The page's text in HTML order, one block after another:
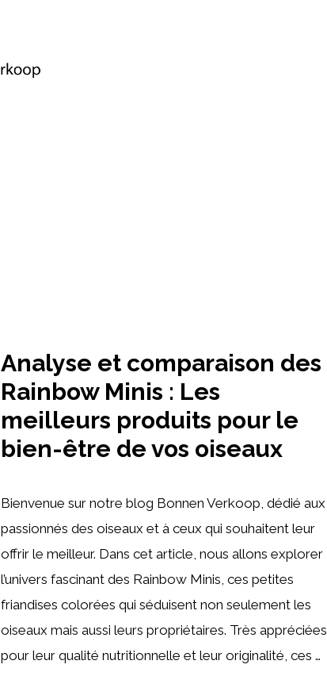
Analyse et comparaison des
Rainbow Minis : Les
meilleurs produits pour le
bien-être de vos oiseaux
Bienvenue sur notre blog Bonnen Verkoop, dédié aux
passionnés des oiseaux et à ceux qui souhaitent leur
offrir le meilleur. Dans cet article, nous allons explorer
l’univers fascinant des Rainbow Minis, ces petites
friandises colorées qui séduisent non seulement les
oiseaux mais aussi leurs propriétaires. Très appréciées
pour leur qualité nutritionnelle et leur originalité, ces …